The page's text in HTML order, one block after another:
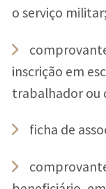
o serviço militar;
inscrição em
trabalhador ou
ficha de